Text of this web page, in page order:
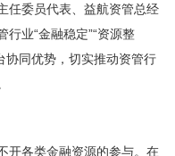
任委员代表、益航资管总经
业“金融稳定”“资源整
协同优势，切实推动资管行
开各类金融资源的参与。在